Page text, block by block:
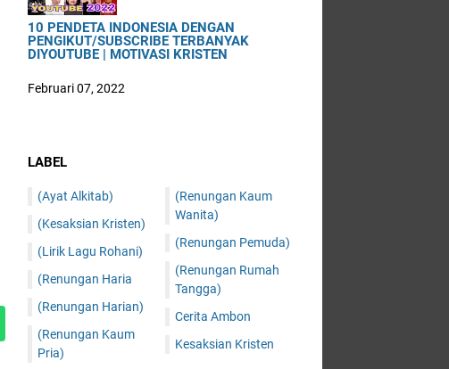
10 PENDETA INDONESIA DENGAN
PENGIKUT/SUBSCRIBE TERBANYAK
DIYOUTUBE | MOTIVASI KRISTEN
Februari 07, 2022
LABEL
(Ayat Alkitab)
(Kesaksian Kristen)
(Lirik Lagu Rohani)
(Renungan Haria
(Renungan Harian)
(Renungan Kaum
Pria)
(Renungan Kaum
Wanita)
(Renungan Pemuda)
(Renungan Rumah
Tangga)
Cerita Ambon
Kesaksian Kristen